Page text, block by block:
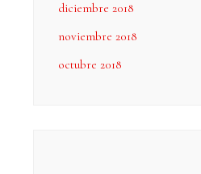
diciembre 2018
noviembre 2018
octubre 2018